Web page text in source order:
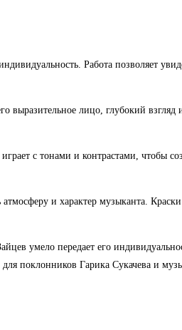
Работа позволяет
выразительное лицо, глубокий
с тонами и контрастами, чтобы
и характер музыканта.
умело передает его
поклонников Гарика Сукачева и